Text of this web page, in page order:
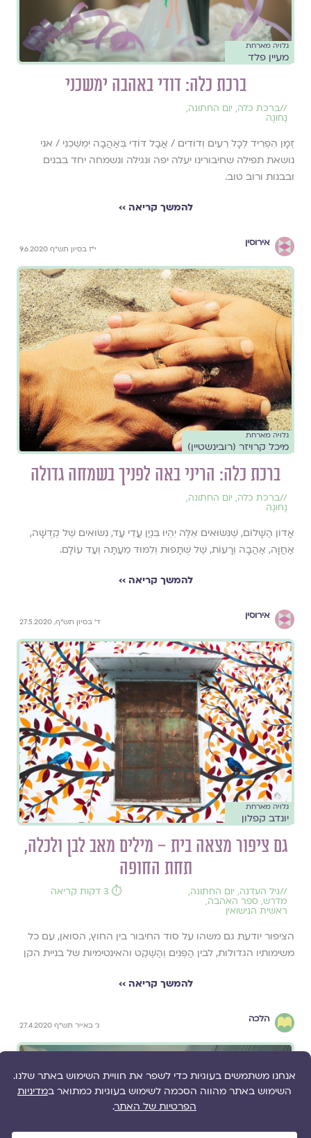
גלויה מארחת
מעיין פלד
ברכת כלה: דודי באהבה ימשכני
//ברכת כלה, יום החתונה,
נָחוּגָה
זְמָן הִפְרִיד לְכָל רֵעִים וְדוֹדִים / אֲבָל דּוֹדִי בְּאַהֲבָה יִמְשְׁכֵנִי / אני
נושאת תפילה שחיבורינו יעלה יפה ונגילה ונשמחה יחד בבנים
ובבנות ורוב טוב.
להמשך קריאה ››
אירוסין
י"ז בסיון תש"ף 9.6.2020
גלויה מארחת
מיכל קרויזר (רובינשטיין)
ברכת כלה: הריני באה לפניך בשמחה גדולה
//ברכת כלה, יום החתונה,
נָחוּגָה
אֲדוֹן הַשָּׁלוֹם, שֶׁנִּשּׂוּאִים אֵלֶּה יִהְיוּ בִּנְיַן עֲדֵי עַד, נִשּׂוּאִים שֶׁל קְדֻשָּׁה,
אַחֲוָה, אַהֲבָה וְרָעוֹת, שֶׁל שֻׁתָּפוּת וְלִמּוּד מֵעַתָּה וְעַד עוֹלָם.
להמשך קריאה ››
אירוסין
ד' בסיון תש"ף, 27.5.2020
גלויה מארחת
יונדב קפלון
גם ציפור מצאה בית – מילים מאב לבן ולכלה,
תחת החופה
//גיל העדנה, יום החתונה,
מדרש, ספר האהבה,
ראשית הנישואין
⏱️ 3 דקות קריאה
הציפור יודעת גם משהו על סוד החיבור בין החוץ, הסואן, עם כל
משימותיו הגדולות, לבין הַפְּנִים וְהַשֶּׁקֶט והאינטימיות של בניית הקן
להמשך קריאה ››
הלכה
ג' באייר תש"ף 27.4.2020